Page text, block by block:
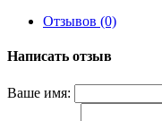
Отзывов (0)
Написать отзыв
Ваше имя: